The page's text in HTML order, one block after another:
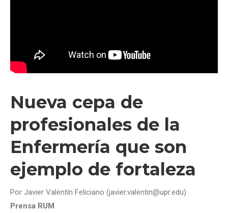
Nueva cepa de
profesionales de la
Enfermería que son
ejemplo de fortaleza
Por Javier Valentín Feliciano (javier.valentin@upr.edu)
Prensa RUM